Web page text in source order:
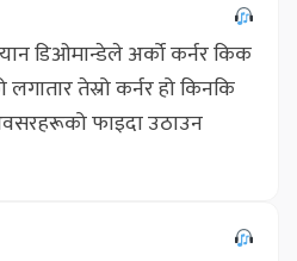
डिओमान्डेले अर्को कर्नर किक
लगातार तेस्रो कर्नर हो किनकि
फाइदा उठाउन